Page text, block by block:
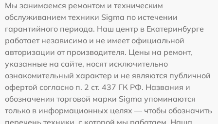
Мы занимаемся ремонтом и техническим
обслуживанием техники Sigma по истечении
гарантийного периода. Наш центр в Екатеринбурге
работает независимо и не имеет официальной
авторизации от производителя. Цены на ремонт,
указанные на сайте, носят исключительно
ознакомительный характер и не являются публичной
офертой согласно п. 2 ст. 437 ГК РФ. Названия и
обозначения торговой марки Sigma упоминаются
только в информационных целях — чтобы обозначить